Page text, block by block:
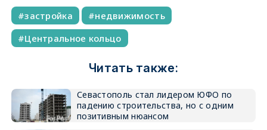
застройка
недвижимость
Центральное кольцо
Читать также:
Севастополь стал лидером ЮФО по
падению строительства, но с одним
позитивным нюансом